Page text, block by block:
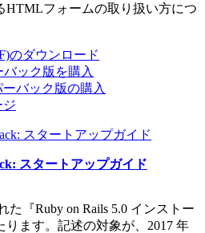
HTMLフォームの取り扱い方につ
のダウンロード
バック版を購入
バック版の購入
ジ
スタートアップガイド
た『Ruby on Rails 5.0 インストー
ります。記述の対象が、2017 年